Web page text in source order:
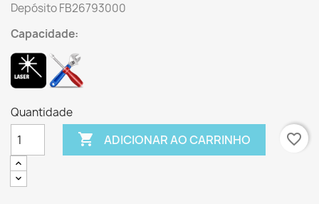
Depósito FB26793000
Capacidade:
Quantidade
 ADICIONAR AO CARRINHO favorite_border